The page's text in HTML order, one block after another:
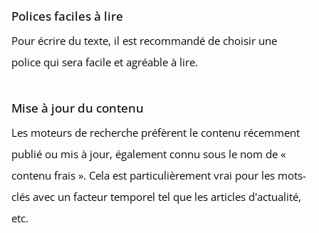
Polices faciles à lire
Pour écrire du texte, il est recommandé de choisir une
police qui sera facile et agréable à lire.
Mise à jour du contenu
Les moteurs de recherche préfèrent le contenu récemment
publié ou mis à jour, également connu sous le nom de «
contenu frais ». Cela est particulièrement vrai pour les mots-
clés avec un facteur temporel tel que les articles d'actualité,
etc.